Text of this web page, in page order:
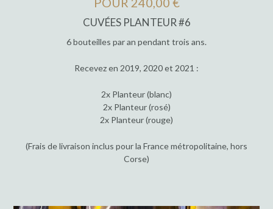
CUVÉES PLANTEUR #6
6 bouteilles par an pendant trois ans.
Recevez en 2019, 2020 et 2021 :
2x Planteur (blanc)
2x Planteur (rosé)
2x Planteur (rouge)
(Frais de livraison inclus pour la France métropolitaine, hors
Corse)